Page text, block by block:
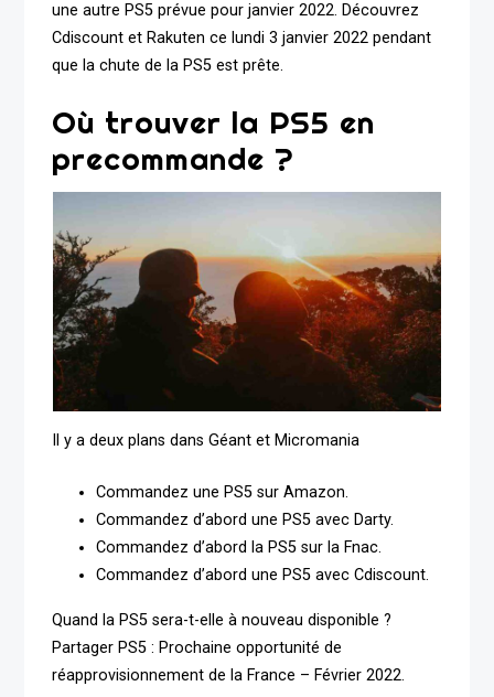
une autre PS5 prévue pour janvier 2022. Découvrez
Cdiscount et Rakuten ce lundi 3 janvier 2022 pendant
que la chute de la PS5 est prête.
Où trouver la PS5 en
precommande ?
Il y a deux plans dans Géant et Micromania
Commandez une PS5 sur Amazon.
Commandez d’abord une PS5 avec Darty.
Commandez d’abord la PS5 sur la Fnac.
Commandez d’abord une PS5 avec Cdiscount.
Quand la PS5 sera-t-elle à nouveau disponible ?
Partager PS5 : Prochaine opportunité de
réapprovisionnement de la France – Février 2022.